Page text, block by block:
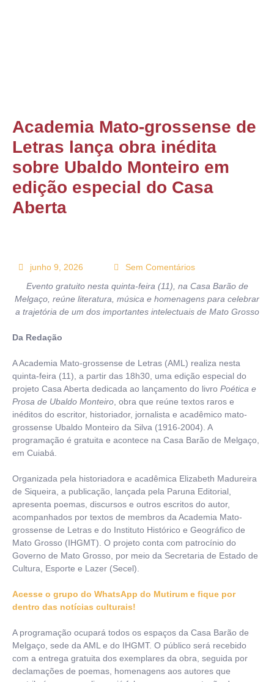
Academia Mato-grossense de
Letras lança obra inédita
sobre Ubaldo Monteiro em
edição especial do Casa
Aberta
junho 9, 2026
Sem Comentários
Evento gratuito nesta quinta-feira (11), na Casa Barão de
Melgaço, reúne literatura, música e homenagens para celebrar
a trajetória de um dos importantes intelectuais de Mato Grosso
Da Redação
A Academia Mato-grossense de Letras (AML) realiza nesta
quinta-feira (11), a partir das 18h30, uma edição especial do
projeto Casa Aberta dedicada ao lançamento do livro Poética e
Prosa de Ubaldo Monteiro , obra que reúne textos raros e
inéditos do escritor, historiador, jornalista e acadêmico mato-
grossense Ubaldo Monteiro da Silva (1916-2004). A
programação é gratuita e acontece na Casa Barão de Melgaço,
em Cuiabá.
Organizada pela historiadora e acadêmica Elizabeth Madureira
de Siqueira, a publicação, lançada pela Paruna Editorial,
apresenta poemas, discursos e outros escritos do autor,
acompanhados por textos de membros da Academia Mato-
grossense de Letras e do Instituto Histórico e Geográfico de
Mato Grosso (IHGMT). O projeto conta com patrocínio do
Governo de Mato Grosso, por meio da Secretaria de Estado de
Cultura, Esporte e Lazer (Secel).
Acesse o grupo do WhatsApp do Mutirum e fique por
dentro das notícias culturais!
A programação ocupará todos os espaços da Casa Barão de
Melgaço, sede da AML e do IHGMT. O público será recebido
com a entrega gratuita dos exemplares da obra, seguida por
declamações de poemas, homenagens aos autores que